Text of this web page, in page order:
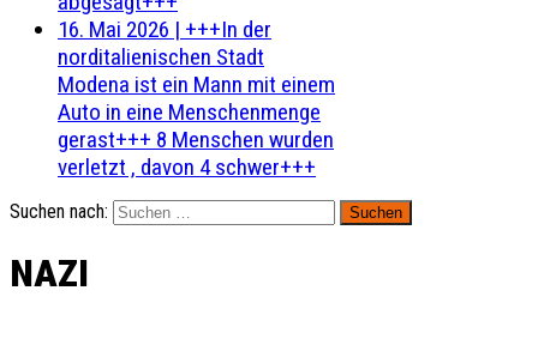
16. Mai 2026 | +++In der
norditalienischen Stadt
Modena ist ein Mann mit einem
Auto in eine Menschenmenge
gerast+++ 8 Menschen wurden
verletzt , davon 4 schwer+++
Suchen nach:
NAZI